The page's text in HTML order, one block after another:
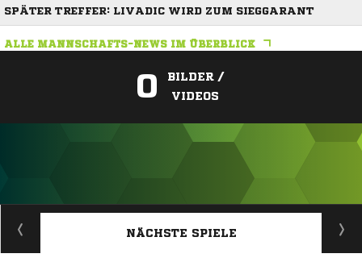
SPÄTER TREFFER: LIVADIC WIRD ZUM SIEGGARANT
ALLE MANNSCHAFTS-NEWS IM ÜBERBLICK
0
BILDER /
VIDEOS
ANZEIGE
NÄCHSTE SPIELE